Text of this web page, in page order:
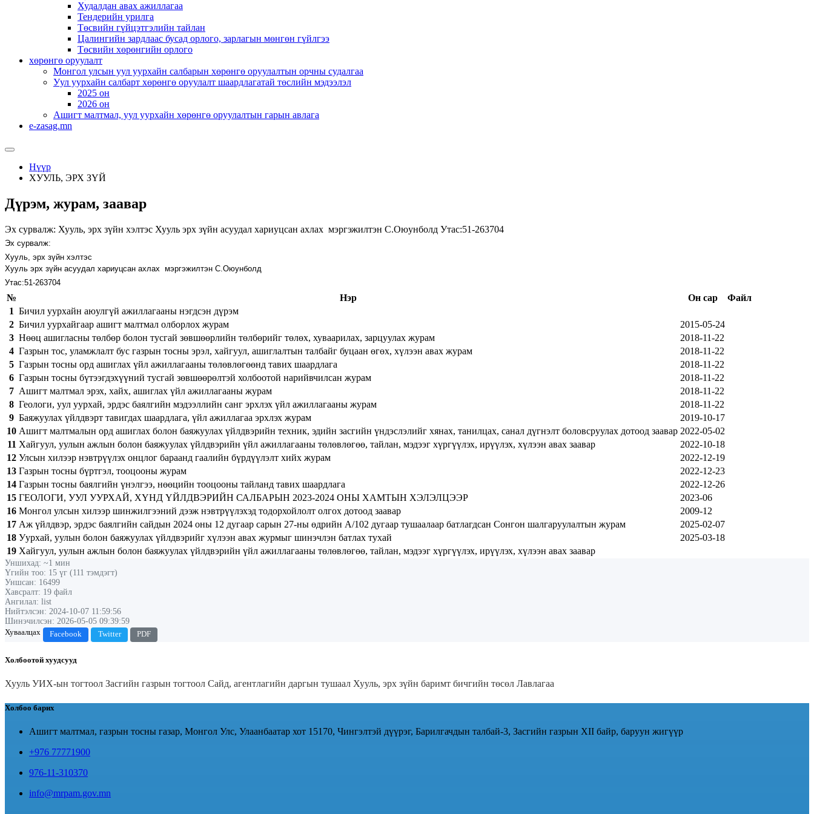
Худалдан авах ажиллагаа
Тендерийн урилга
Төсвийн гүйцэтгэлийн тайлан
Цалингийн зардлаас бусад орлого, зарлагын мөнгөн гүйлгээ
Төсвийн хөрөнгийн орлого
хөрөнгө оруулалт
Монгол улсын уул уурхайн салбарын хөрөнгө оруулалтын орчны судалгаа
Уул уурхайн салбарт хөрөнгө оруулалт шаардлагатай төслийн мэдээлэл
2025 он
2026 он
Ашигт малтмал, уул уурхайн хөрөнгө оруулалтын гарын авлага
e-zasag.mn
Нүүр
ХУУЛЬ, ЭРХ ЗҮЙ
Дүрэм, журам, заавар
Эх сурвалж: Хууль, эрх зүйн хэлтэс Хууль эрх зүйн асуудал хариуцсан ахлах мэргэжилтэн С.Оюунболд Утас:51-263704
Эх сурвалж:
Хууль, эрх зүйн хэлтэс
Хууль эрх зүйн асуудал хариуцсан ахлах мэргэжилтэн С.Оюунболд
Утас:51-263704
№ Нэр Он сар
Файл
1 Бичил уурхайн аюулгүй ажиллагааны нэгдсэн дүрэм
2 Бичил уурхайгаар ашигт малтмал олборлох журам
2015-05-24
3 Нөөц ашигласны төлбөр болон тусгай зөвшөөрлийн төлбөрийг төлөх, хуваарилах, зарцуулах журам
2018-11-22
4 Газрын тос, уламжлалт бус газрын тосны эрэл, хайгуул, ашиглалтын талбайг буцаан өгөх, хүлээн авах журам
2018-11-22
5 Газрын тосны орд ашиглах үйл ажиллагааны төлөвлөгөөнд тавих шаардлага
2018-11-22
6 Газрын тосны бүтээгдэхүүний тусгай зөвшөөрөлтэй холбоотой нарийвчилсан журам
2018-11-22
7 Ашигт малтмал эрэх, хайх, ашиглах үйл ажиллагааны журам
2018-11-22
8 Геологи, уул уурхай, эрдэс баялгийн мэдээллийн санг эрхлэх үйл ажиллагааны журам
2018-11-22
9 Баяжуулах үйлдвэрт тавигдах шаардлага, үйл ажиллагаа эрхлэх журам
2019-10-17
10 Ашигт малтмалын орд ашиглах болон баяжуулах үйлдвэрийн техник, эдийн засгийн үндэслэлийг хянах, танилцах, санал дүгнэлт боловсруулах дотоод заавар 2022-05-02
11 Хайгуул, уулын ажлын болон баяжуулах үйлдвэрийн үйл ажиллагааны төлөвлөгөө, тайлан, мэдээг хүргүүлэх, ирүүлэх, хүлээн авах заавар
2022-10-18
12 Улсын хилээр нэвтрүүлэх онцлог бараанд гаалийн бүрдүүлэлт хийх журам
2022-12-19
13 Газрын тосны бүртгэл, тооцооны журам
2022-12-23
14 Газрын тосны баялгийн үнэлгээ, нөөцийн тооцооны тайланд тавих шаардлага
2022-12-26
15 ГЕОЛОГИ, УУЛ УУРХАЙ, ХҮНД ҮЙЛДВЭРИЙН САЛБАРЫН 2023-2024 ОНЫ ХАМТЫН ХЭЛЭЛЦЭЭР
2023-06
16 Монгол улсын хилээр шинжилгээний дээж нэвтрүүлэхэд тодорхойлолт олгох дотоод заавар
2009-12
17 Аж үйлдвэр, эрдэс баялгийн сайдын 2024 оны 12 дугаар сарын 27-ны өдрийн А/102 дугаар тушаалаар батлагдсан Сонгон шалгаруулалтын журам
2025-02-07
18 Уурхай, уулын болон баяжуулах үйлдвэрийг хүлээн авах журмыг шинэчлэн батлах тухай
2025-03-18
19 Хайгуул, уулын ажлын болон баяжуулах үйлдвэрийн үйл ажиллагааны төлөвлөгөө, тайлан, мэдээг хүргүүлэх, ирүүлэх, хүлээн авах заавар
Уншихад: ~1 мин
Үгийн тоо: 15 үг (111 тэмдэгт)
Уншсан: 16499
Хавсралт: 19 файл
Ангилал: list
Нийтэлсэн: 2024-10-07 11:59:56
Шинэчилсэн: 2026-05-05 09:39:59
Хуваалцах
Facebook Twitter PDF
Холбоотой хуудсууд
Хууль УИХ-ын тогтоол Засгийн газрын тогтоол Сайд, агентлагийн даргын тушаал Хууль, эрх зүйн баримт бичгийн төсөл Лавлагаа
Холбоо барих
Ашигт малтмал, газрын тосны газар, Монгол Улс, Улаанбаатар хот 15170, Чингэлтэй дүүрэг, Барилгачдын талбай-3, Засгийн газрын XII байр, баруун жигүүр
+976 77771900
976-11-310370
info@mrpam.gov.mn